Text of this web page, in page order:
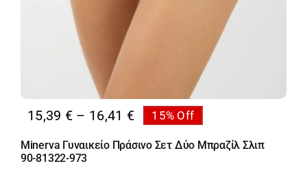
15,39 € – 16,41 €Price
15,39 €
15% Off
Minerva Γυναικείο Πράσινο Σετ Δύο Μπραζίλ Σλιπ
90-81322-973